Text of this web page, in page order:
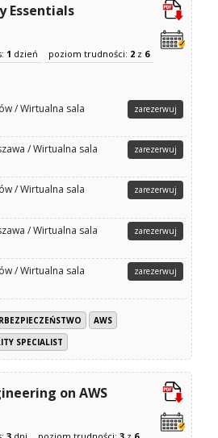
Essentials
1 dzień poziom trudności: 2 z 6
/ Wirtualna sala zarezerwuj
/ Wirtualna sala zarezerwuj
/ Wirtualna sala zarezerwuj
/ Wirtualna sala zarezerwuj
/ Wirtualna sala zarezerwuj
AWS
SPECIALIST
on AWS